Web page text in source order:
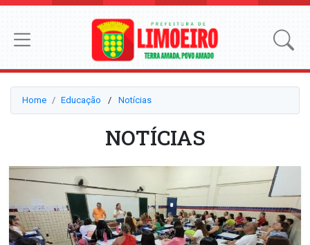
Home Educação ⠀/⠀ Notícias
NOTÍCIAS